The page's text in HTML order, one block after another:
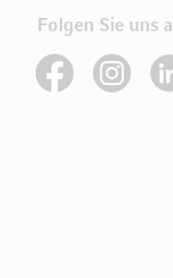
Folgen Sie uns
See our Facebook
See our